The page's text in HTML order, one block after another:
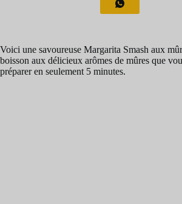
Voici une savoureuse Margarita Smash aux
boisson aux délicieux arômes de mûres que
préparer en seulement 5 minutes.